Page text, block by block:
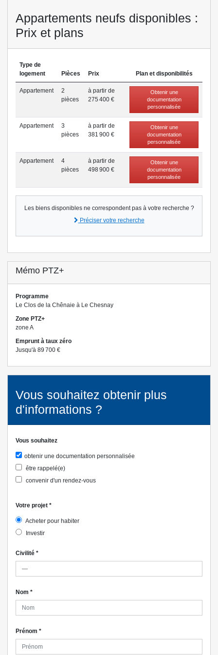
Appartements neufs disponibles :
Prix et plans
Type de
logement
Pièces Prix Plan et disponibilités
Appartement
2
pièces
à partir de
275 400 €
Obtenir une
documentation
personnalisée
Appartement
3
pièces
à partir de
381 900 €
Obtenir une
documentation
personnalisée
Appartement
4
pièces
à partir de
498 900 €
Obtenir une
documentation
personnalisée
Les biens disponibles ne correspondent pas à votre recherche ?
Préciser votre recherche
Mémo PTZ+
Programme
Le Clos de la Chênaie à Le Chesnay
Zone PTZ+
zone A
Emprunt à taux zéro
Jusqu'à 89 700 €
Vous souhaitez obtenir plus
d'informations ?
Vous souhaitez
obtenir une documentation personnalisée
être rappelé(e)
convenir d'un rendez-vous
Votre projet *
Acheter pour habiter
Investir
Civilité *
Nom *
Prénom *